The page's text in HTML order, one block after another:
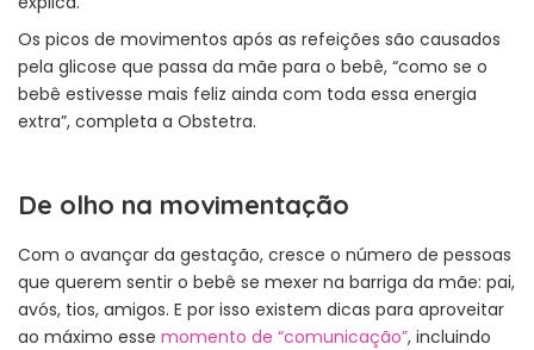
Os picos de movimentos após as refeições são causados
pela glicose que passa da mãe para o bebê, “como se o
bebê estivesse mais feliz ainda com toda essa energia
extra”, completa a Obstetra.
De olho na movimentação
Com o avançar da gestação, cresce o número de pessoas
que querem sentir o bebê se mexer na barriga da mãe: pai,
avós, tios, amigos. E por isso existem dicas para aproveitar
ao máximo esse momento de “comunicação”, incluindo